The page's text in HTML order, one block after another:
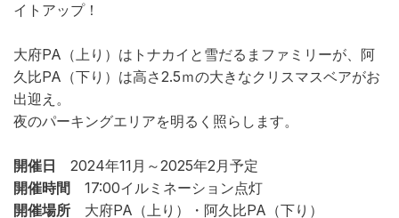
イトアップ！
大府PA（上り）はトナカイと雪だるまファミリーが、阿
久比PA（下り）は高さ2.5ｍの大きなクリスマスベアがお
出迎え。
夜のパーキングエリアを明るく照らします。
開催日 2024年11月～2025年2月予定
開催時間 17:00イルミネーション点灯
開催場所 大府PA（上り）・阿久比PA（下り）